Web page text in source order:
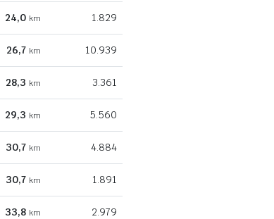
24,0 km 1.829
26,7 km 10.939
28,3 km 3.361
29,3 km 5.560
30,7 km 4.884
30,7 km 1.891
33,8 km 2.979